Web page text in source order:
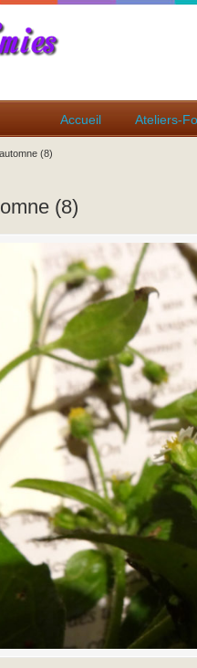
Accueil Ateliers-
(8)
(8)